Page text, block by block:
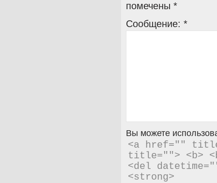
помечены *
Сообщение: *
Вы можете
<a href=""
title=""> <b>
<del
<strong>